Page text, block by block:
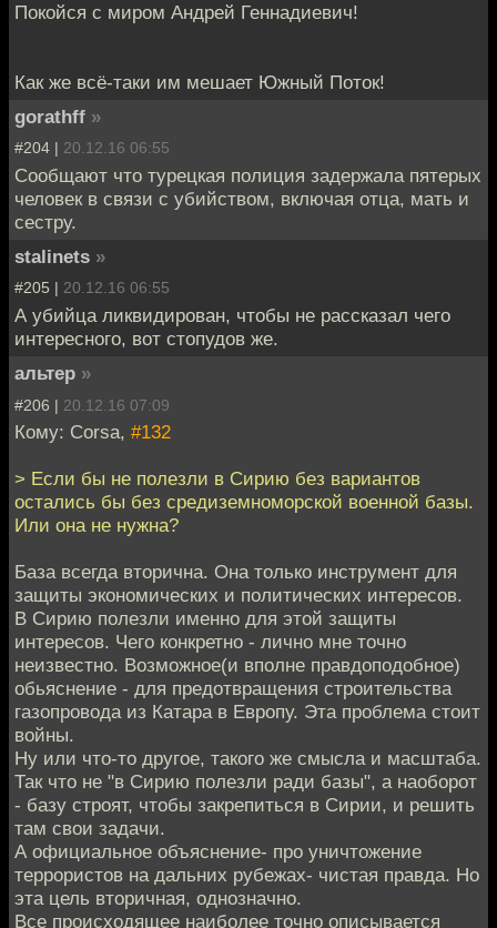
Покойся с миром Андрей Геннадиевич!
Как же всё-таки им мешает Южный Поток!
gorathff »
#204 | 20.12.16 06:55
Сообщают что турецкая полиция задержала пятерых
человек в связи с убийством, включая отца, мать и
сестру.
stalinets »
#205 | 20.12.16 06:55
А убийца ликвидирован, чтобы не рассказал чего
интересного, вот стопудов же.
альтер »
#206 | 20.12.16 07:09
Кому: Corsa, #132
> Если бы не полезли в Сирию без вариантов
остались бы без средиземноморской военной базы.
Или она не нужна?
База всегда вторична. Она только инструмент для
защиты экономических и политических интересов.
В Сирию полезли именно для этой защиты
интересов. Чего конкретно - лично мне точно
неизвестно. Возможное(и вполне правдоподобное)
обьяснение - для предотвращения строительства
газопровода из Катара в Европу. Эта проблема стоит
войны.
Ну или что-то другое, такого же смысла и масштаба.
Так что не "в Сирию полезли ради базы", а наоборот
- базу строят, чтобы закрепиться в Сирии, и решить
там свои задачи.
А официальное объяснение- про уничтожение
террористов на дальних рубежах- чистая правда. Но
эта цель вторичная, однозначно.
Все происходящее наиболее точно описывается